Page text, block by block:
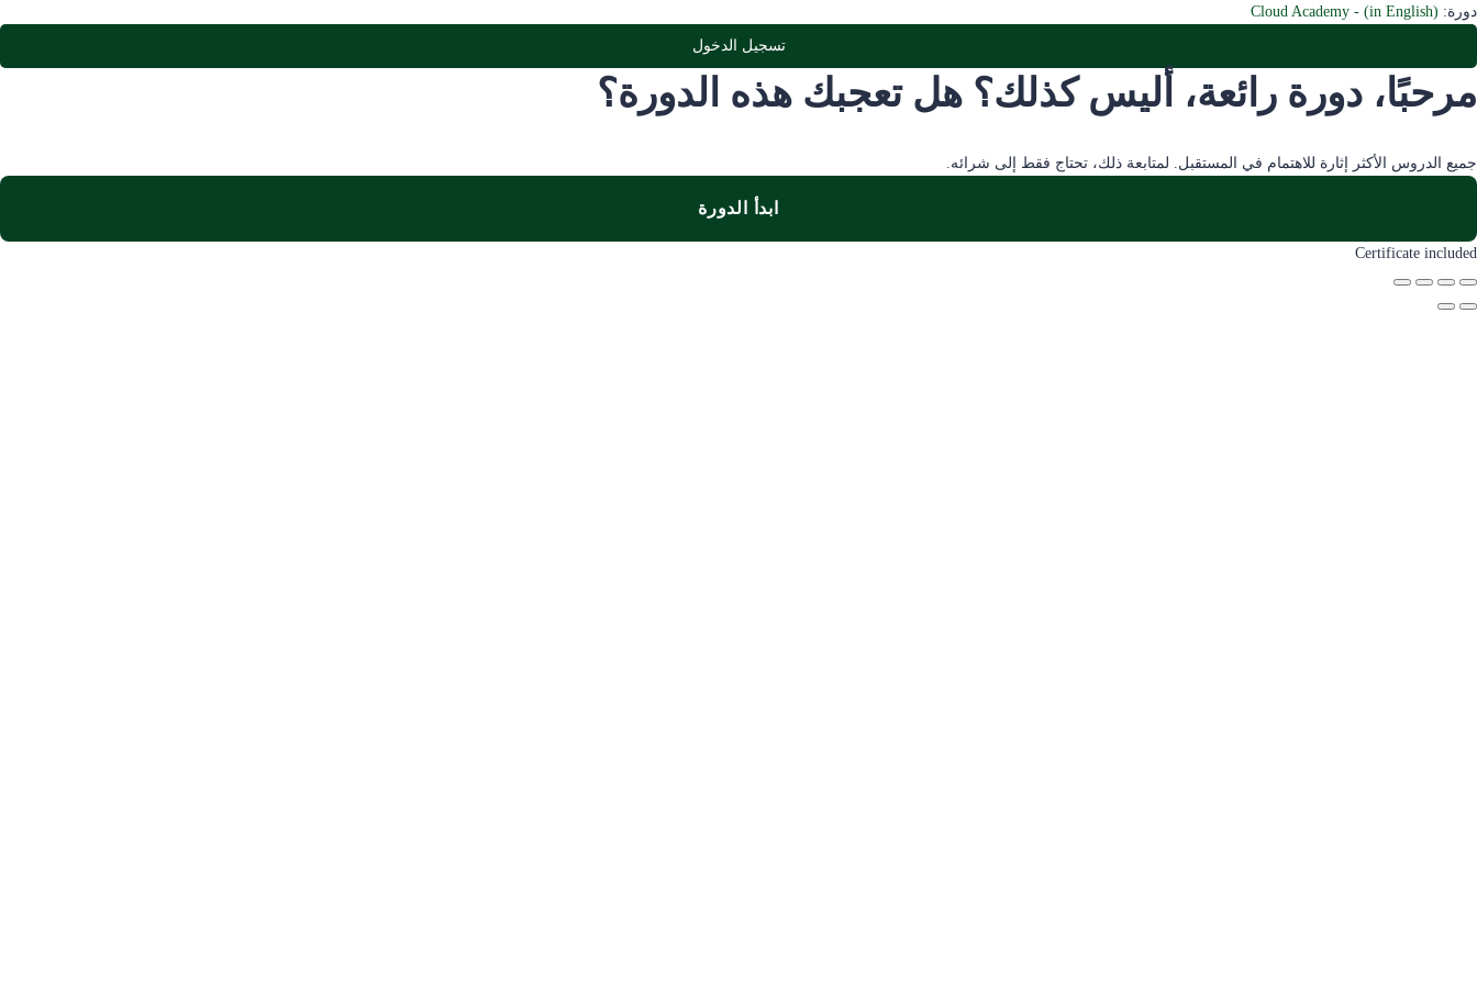
دورة: Cloud Academy - (in English)
تسجيل الدخول
مرحبًا، دورة رائعة، أليس كذلك؟ هل تعجبك هذه الدورة؟
جميع الدروس الأكثر إثارة للاهتمام في المستقبل. لمتابعة ذلك، تحتاج فقط إلى شرائه.
ابدأ الدورة
Certificate included